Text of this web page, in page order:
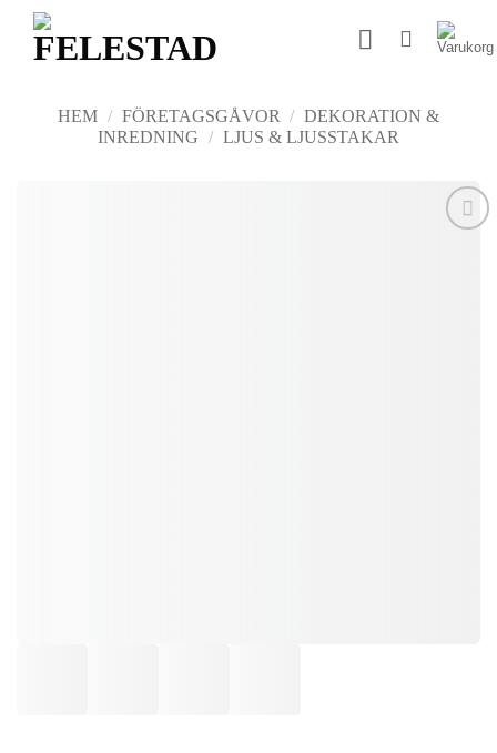
content
HEM / FÖRETAGSGÅVOR / DEKORATION &
INREDNING / LJUS & LJUSSTAKAR